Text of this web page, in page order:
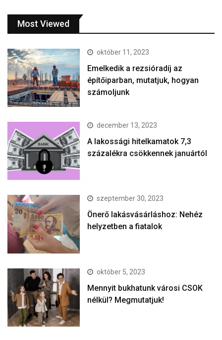
Most Viewed
október 11, 2023
Emelkedik a rezsióradíj az
építőiparban, mutatjuk, hogyan
számoljunk
december 13, 2023
A lakossági hitelkamatok 7,3
százalékra csökkennek januártól
szeptember 30, 2023
Önerő lakásvásárláshoz: Nehéz
helyzetben a fiatalok
október 5, 2023
Mennyit bukhatunk városi CSOK
nélkül? Megmutatjuk!